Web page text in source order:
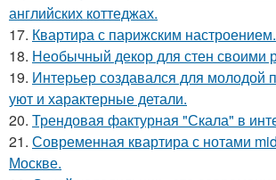
английских коттеджах.
17. Квартира с парижским настроением.
18. Необычный декор для стен своими
19. Интерьер создавался для молодой
уют и характерные детали.
20. Трендовая фактурная "Скала" в
21. Современная квартира с нотами
Москве.